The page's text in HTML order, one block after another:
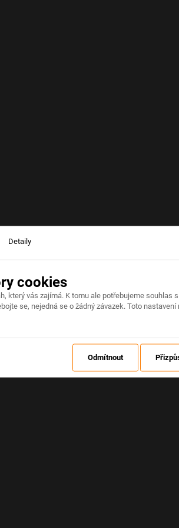
k neočekávané chybě
Detaily
cookies
který vás zajímá. K tomu ale potřebujeme souhlas
se, nejedná se o žádný závazek. Toto
Odmítnout